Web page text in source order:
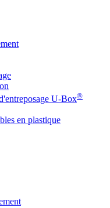
U-Box®
en plastique